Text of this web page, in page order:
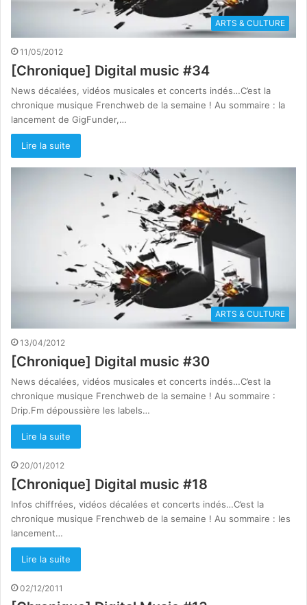
ARTS & CULTURE
11/05/2012
[Chronique] Digital music #34
News décalées, vidéos musicales et concerts indés…C’est la
chronique musique Frenchweb de la semaine ! Au sommaire : la
lancement de GigFunder,…
Lire la suite
ARTS & CULTURE
13/04/2012
[Chronique] Digital music #30
News décalées, vidéos musicales et concerts indés…C’est la
chronique musique Frenchweb de la semaine ! Au sommaire :
Drip.Fm dépoussière les labels…
Lire la suite
20/01/2012
[Chronique] Digital music #18
Infos chiffrées, vidéos décalées et concerts indés…C’est la
chronique musique Frenchweb de la semaine ! Au sommaire : les
lancement…
Lire la suite
02/12/2011